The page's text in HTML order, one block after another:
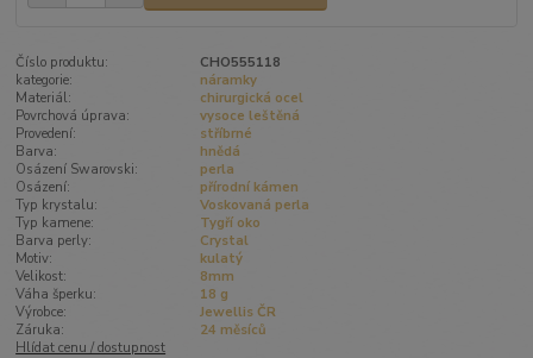
Číslo produktu:
CHO555118
kategorie:
náramky
Materiál:
chirurgická ocel
Povrchová úprava:
vysoce leštěná
Provedení:
stříbrné
Barva:
hnědá
Osázení Swarovski:
perla
Osázení:
přírodní kámen
Typ krystalu:
Voskovaná perla
Typ kamene:
Tygří oko
Barva perly:
Crystal
Motiv:
kulatý
Velikost:
8mm
Váha šperku:
18 g
Výrobce:
Jewellis ČR
Záruka:
24 měsíců
Hlídat cenu / dostupnost